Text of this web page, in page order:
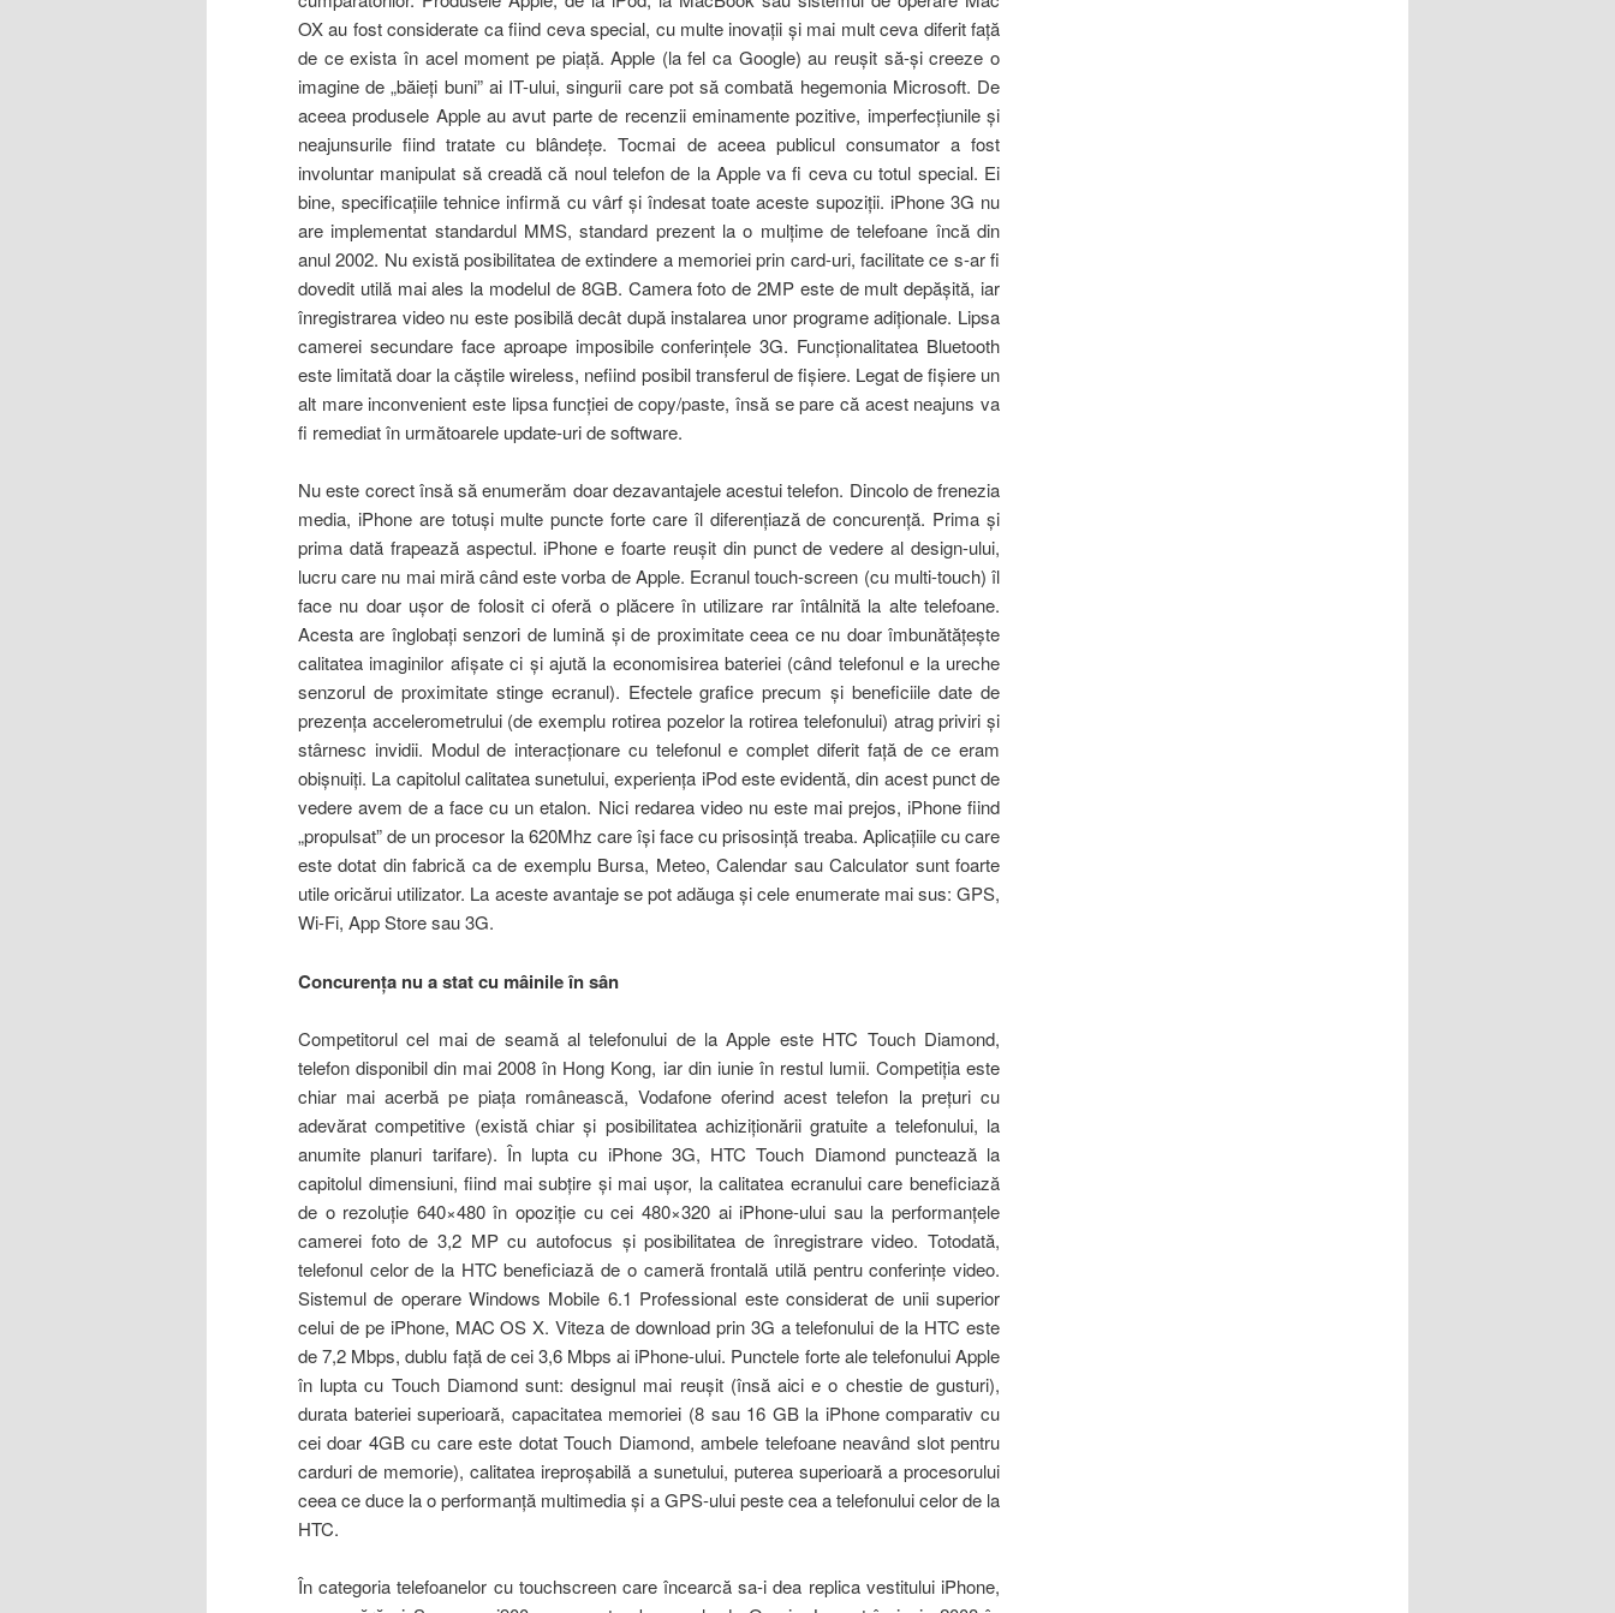
OX au fost considerate ca fiind ceva special, cu multe inovaţii şi mai mult ceva diferit faţă
de ce exista în acel moment pe piaţă. Apple (la fel ca Google) au reuşit să-şi creeze o
imagine de „băieţi buni” ai IT-ului, singurii care pot să combată hegemonia Microsoft. De
aceea produsele Apple au avut parte de recenzii eminamente pozitive, imperfecţiunile şi
neajunsurile fiind tratate cu blândeţe. Tocmai de aceea publicul consumator a fost
involuntar manipulat să creadă că noul telefon de la Apple va fi ceva cu totul special. Ei
bine, specificaţiile tehnice infirmă cu vârf şi îndesat toate aceste supoziţii. iPhone 3G nu
are implementat standardul MMS, standard prezent la o mulţime de telefoane încă din
anul 2002. Nu există posibilitatea de extindere a memoriei prin card-uri, facilitate ce s-ar fi
dovedit utilă mai ales la modelul de 8GB. Camera foto de 2MP este de mult depăşită, iar
înregistrarea video nu este posibilă decât după instalarea unor programe adiţionale. Lipsa
camerei secundare face aproape imposibile conferinţele 3G. Funcţionalitatea Bluetooth
este limitată doar la căştile wireless, nefiind posibil transferul de fişiere. Legat de fişiere un
alt mare inconvenient este lipsa funcţiei de copy/paste, însă se pare că acest neajuns va
fi remediat în următoarele update-uri de software.
Nu este corect însă să enumerăm doar dezavantajele acestui telefon. Dincolo de frenezia
media, iPhone are totuşi multe puncte forte care îl diferenţiază de concurenţă. Prima şi
prima dată frapează aspectul. iPhone e foarte reuşit din punct de vedere al design-ului,
lucru care nu mai miră când este vorba de Apple. Ecranul touch-screen (cu multi-touch) îl
face nu doar uşor de folosit ci oferă o plăcere în utilizare rar întâlnită la alte telefoane.
Acesta are înglobaţi senzori de lumină şi de proximitate ceea ce nu doar îmbunătăţeşte
calitatea imaginilor afişate ci şi ajută la economisirea bateriei (când telefonul e la ureche
senzorul de proximitate stinge ecranul). Efectele grafice precum şi beneficiile date de
prezenţa accelerometrului (de exemplu rotirea pozelor la rotirea telefonului) atrag priviri şi
stârnesc invidii. Modul de interacţionare cu telefonul e complet diferit faţă de ce eram
obişnuiţi. La capitolul calitatea sunetului, experienţa iPod este evidentă, din acest punct de
vedere avem de a face cu un etalon. Nici redarea video nu este mai prejos, iPhone fiind
„propulsat” de un procesor la 620Mhz care îşi face cu prisosinţă treaba. Aplicaţiile cu care
este dotat din fabrică ca de exemplu Bursa, Meteo, Calendar sau Calculator sunt foarte
utile oricărui utilizator. La aceste avantaje se pot adăuga şi cele enumerate mai sus: GPS,
Wi-Fi, App Store sau 3G.
Concurenţa nu a stat cu mâinile în sân
Competitorul cel mai de seamă al telefonului de la Apple este HTC Touch Diamond,
telefon disponibil din mai 2008 în Hong Kong, iar din iunie în restul lumii. Competiţia este
chiar mai acerbă pe piaţa românească, Vodafone oferind acest telefon la preţuri cu
adevărat competitive (există chiar şi posibilitatea achiziţionării gratuite a telefonului, la
anumite planuri tarifare). În lupta cu iPhone 3G, HTC Touch Diamond punctează la
capitolul dimensiuni, fiind mai subţire şi mai uşor, la calitatea ecranului care beneficiază
de o rezoluţie 640×480 în opoziţie cu cei 480×320 ai iPhone-ului sau la performanţele
camerei foto de 3,2 MP cu autofocus şi posibilitatea de înregistrare video. Totodată,
telefonul celor de la HTC beneficiază de o cameră frontală utilă pentru conferinţe video.
Sistemul de operare Windows Mobile 6.1 Professional este considerat de unii superior
celui de pe iPhone, MAC OS X. Viteza de download prin 3G a telefonului de la HTC este
de 7,2 Mbps, dublu faţă de cei 3,6 Mbps ai iPhone-ului. Punctele forte ale telefonului Apple
în lupta cu Touch Diamond sunt: designul mai reuşit (însă aici e o chestie de gusturi),
durata bateriei superioară, capacitatea memoriei (8 sau 16 GB la iPhone comparativ cu
cei doar 4GB cu care este dotat Touch Diamond, ambele telefoane neavând slot pentru
carduri de memorie), calitatea ireproşabilă a sunetului, puterea superioară a procesorului
ceea ce duce la o performanţă multimedia şi a GPS-ului peste cea a telefonului celor de la
HTC.
În categoria telefoanelor cu touchscreen care încearcă sa-i dea replica vestitului iPhone,